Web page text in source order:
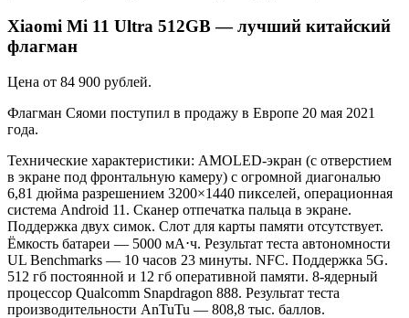
Xiaomi Mi 11 Ultra 512GB — лучший китайский
флагман
Цена от 84 900 рублей.
Флагман Сяоми поступил в продажу в Европе 20 мая 2021
года.
Технические характеристики: AMOLED-экран (с отверстием
в экране под фронтальную камеру) с огромной диагональю
6,81 дюйма разрешением 3200×1440 пикселей, операционная
система Android 11. Сканер отпечатка пальца в экране.
Поддержка двух симок. Слот для карты памяти отсутствует.
Ёмкость батареи — 5000 мА⋅ч. Результат теста автономности
UL Benchmarks — 10 часов 23 минуты. NFC. Поддержка 5G.
512 гб постоянной и 12 гб оперативной памяти. 8-ядерный
процессор Qualcomm Snapdragon 888. Результат теста
производительности AnTuTu — 808,8 тыс. баллов.